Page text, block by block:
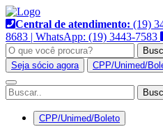
Pular
para
o
conteúdo
Central de atendimento: (19)
8683 | WhatsApp: (19) 3443-7583
Seja sócio agora
CPP/Unimed/
Alternar
navegação
CPP/Unimed/Boleto